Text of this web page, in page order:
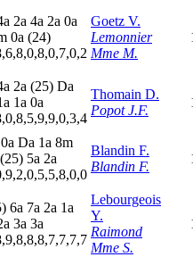
a 2a 4a 2a 0a
0a (24)
Goetz V.
Lemonnier
Mme M.
a 2a (25) Da
a 1a 0a
Thomain D.
Popot J.F.
0a Da 1a 8m
(25) 5a 2a
Blandin F.
Blandin F.
6a 7a 2a 1a
a 3a 3a
Lebourgeois
Y.
Raimond
Mme S.